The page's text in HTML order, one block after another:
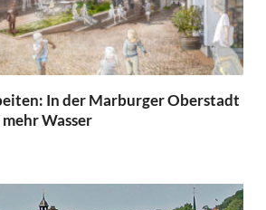
In der Marburger Oberstadt
Wasser